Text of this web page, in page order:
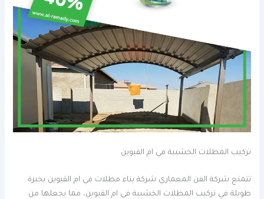
تركيب المظلات الخشبية في ام القيوين
تتمتع شركة الفن المعماري شركة بناء مظلات في ام القيوين بخبرة
طويلة في تركيب المظلات الخشبية في ام القيوين، مما يجعلها من